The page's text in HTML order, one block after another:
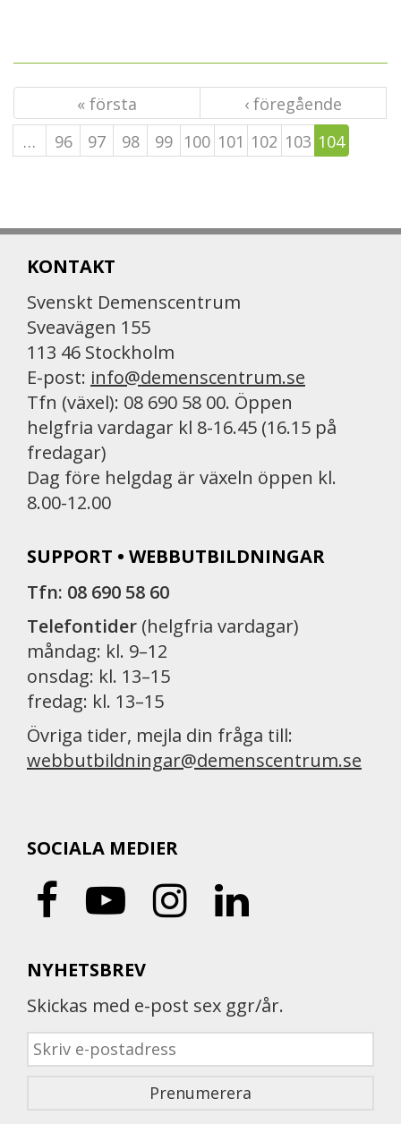
« första
‹ föregående
…
96 97 98 99 100 101 102 103 104
KONTAKT
Svenskt Demenscentrum
Sveavägen 155
113 46 Stockholm
E-post: info@demenscentrum.se
Tfn (växel): 08 690 58 00. Öppen
helgfria vardagar kl 8-16.45 (16.15 på
fredagar)
Dag före helgdag är växeln öppen kl.
8.00-12.00
SUPPORT • WEBBUTBILDNINGAR
Tfn: 08 690 58 60
Telefontider (helgfria vardagar)
måndag: kl. 9–12
onsdag: kl. 13–15
fredag: kl. 13–15
Övriga tider, mejla din fråga till:
webbutbildningar@demenscentrum.se
SOCIALA MEDIER
NYHETSBREV
Skickas med e-post sex ggr/år.